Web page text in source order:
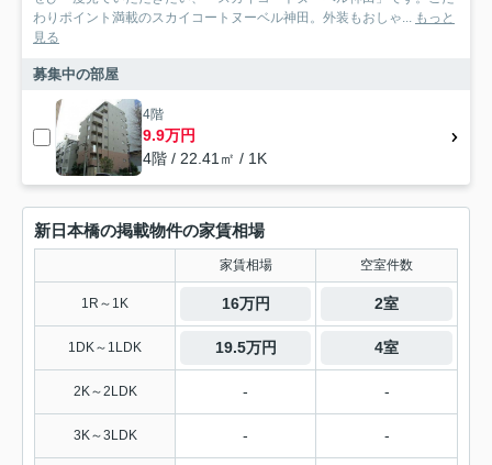
わりポイント満載のスカイコートヌーベル神田。外装もおしゃ... もっと
見る
募集中の部屋
4階
9.9万円
4階 / 22.41㎡ / 1K
新日本橋の掲載物件の家賃相場
家賃相場 空室件数
1R～1K 16万円 2室
1DK～1LDK 19.5万円 4室
2K～2LDK - -
3K～3LDK - -